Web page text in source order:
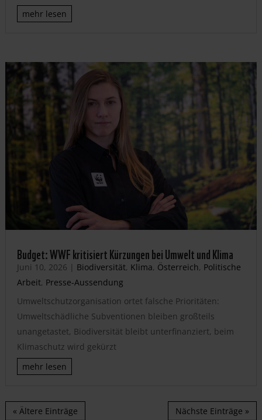
mehr lesen
Budget: WWF kritisiert Kürzungen bei Umwelt und Klima
Juni 10, 2026 | Biodiversität, Klima, Österreich, Politische
Arbeit, Presse-Aussendung
Umweltschutzorganisation ortet falsche Prioritäten:
Umweltschädliche Subventionen bleiben großteils
unangetastet, Biodiversität bleibt unterfinanziert, beim
Klimaschutz wird gekürzt
mehr lesen
« Ältere Einträge Nächste Einträge »